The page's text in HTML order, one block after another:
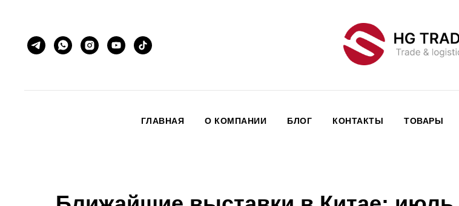
ГЛАВНАЯ О КОМПАНИИ БЛОГ КОНТАКТЫ ТОВАРЫ